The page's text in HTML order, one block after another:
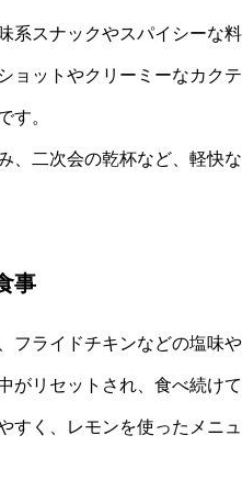
系スナックやスパイシーな
ョットやクリーミーなカク
す。
、二次会の乾杯など、軽快
事
フライドチキンなどの塩味
がリセットされ、食べ続け
すく、レモンを使ったメニ